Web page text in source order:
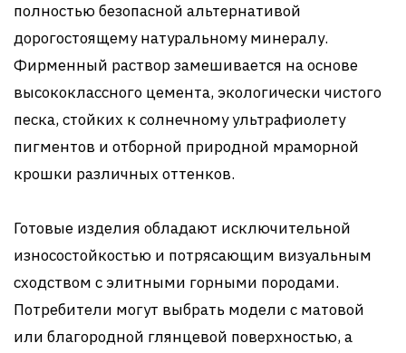
полностью безопасной альтернативой
дорогостоящему натуральному минералу.
Фирменный раствор замешивается на основе
высококлассного цемента, экологически чистого
песка, стойких к солнечному ультрафиолету
пигментов и отборной природной мраморной
крошки различных оттенков.
Готовые изделия обладают исключительной
износостойкостью и потрясающим визуальным
сходством с элитными горными породами.
Потребители могут выбрать модели с матовой
или благородной глянцевой поверхностью, а